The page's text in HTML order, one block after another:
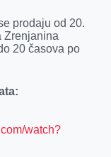
prodaju od 20.
Zrenjanina
20 časova po
watch?